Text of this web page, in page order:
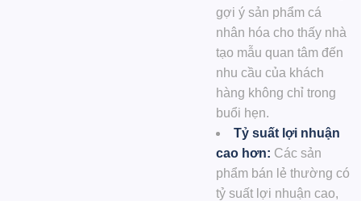
gợi ý sản phẩm cá
nhân hóa cho thấy nhà
tạo mẫu quan tâm đến
nhu cầu của khách
hàng không chỉ trong
buổi hẹn.
Tỷ suất lợi nhuận
cao hơn: Các sản
phẩm bán lẻ thường có
tỷ suất lợi nhuận cao,